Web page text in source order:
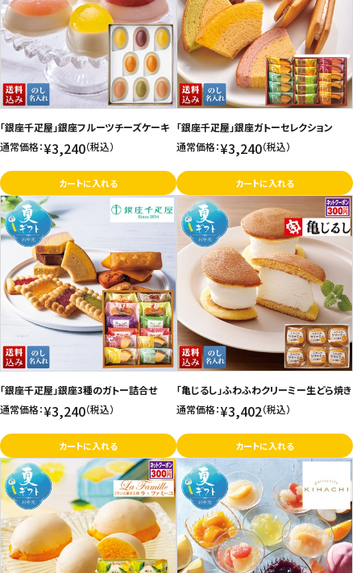
「銀座千疋屋」銀座フルーツチーズケーキ
通常価格：¥3,240（税込）
カートに入れる
「銀座千疋屋」銀座ガトーセレクション
通常価格：¥3,240（税込）
カートに入れる
「銀座千疋屋」銀座3種のガトー詰合せ
通常価格：¥3,240（税込）
カートに入れる
「亀じるし」ふわふわクリーミー生どら焼き
通常価格：¥3,402（税込）
カートに入れる